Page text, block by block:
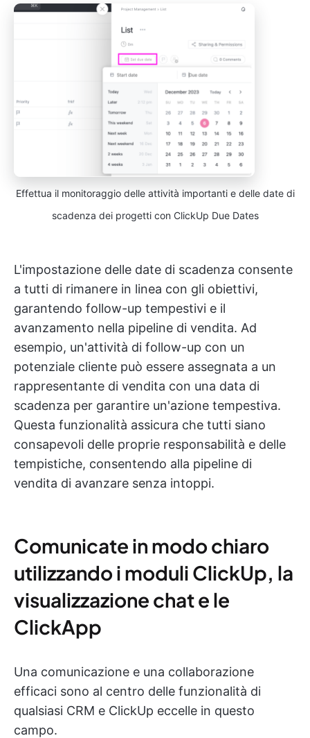
Effettua il monitoraggio delle attività importanti e delle date di
scadenza dei progetti con ClickUp Due Dates
L'impostazione delle date di scadenza consente
a tutti di rimanere in linea con gli obiettivi,
garantendo follow-up tempestivi e il
avanzamento nella pipeline di vendita. Ad
esempio, un'attività di follow-up con un
potenziale cliente può essere assegnata a un
rappresentante di vendita con una data di
scadenza per garantire un'azione tempestiva.
Questa funzionalità assicura che tutti siano
consapevoli delle proprie responsabilità e delle
tempistiche, consentendo alla pipeline di
vendita di avanzare senza intoppi.
Comunicate in modo chiaro
utilizzando i moduli ClickUp, la
visualizzazione chat e le
ClickApp
Una comunicazione e una collaborazione
efficaci sono al centro delle funzionalità di
qualsiasi CRM e ClickUp eccelle in questo
campo.